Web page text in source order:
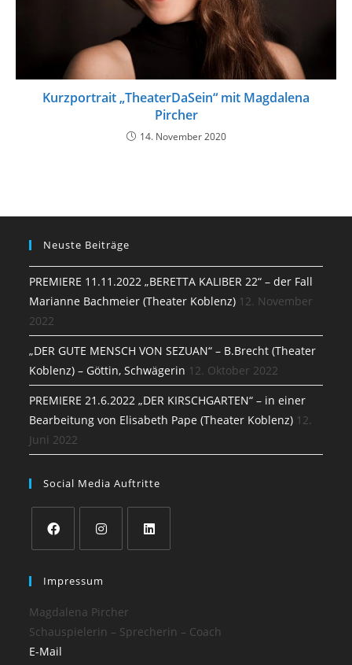
Kurzportrait „TheaterDaSein“ mit Magdalena
Pircher
14. November 2020
Neuste Beiträge
PREMIERE 11.11.2022 „BERETTA KALIBER 22“ – der Fall
Marianne Bachmeier (Theater Koblenz) 12. November
2022
„DER GUTE MENSCH VON SEZUAN“ – B.Brecht (Theater
Koblenz) – Göttin, Schwägerin 12. Oktober 2022
PREMIERE 21.6.2022 „DER KIRSCHGARTEN“ – in einer
Bearbeitung von Elisabeth Pape (Theater Koblenz) 12.
Juni 2022
Social Media Auftritte
Impressum
Magdalena Pircher
Schauspielerin – Sprecherin – Coach
E-Mail